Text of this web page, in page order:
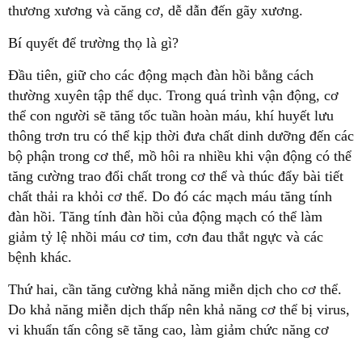
thương xương và căng cơ, dễ dẫn đến gãy xương.
Bí quyết để trường thọ là gì?
Đầu tiên, giữ cho các động mạch đàn hồi bằng cách
thường xuyên tập thể dục. Trong quá trình vận động, cơ
thể con người sẽ tăng tốc tuần hoàn máu, khí huyết lưu
thông trơn tru có thể kịp thời đưa chất dinh dưỡng đến các
bộ phận trong cơ thể, mồ hôi ra nhiều khi vận động có thể
tăng cường trao đổi chất trong cơ thể và thúc đẩy bài tiết
chất thải ra khỏi cơ thể. Do đó các mạch máu tăng tính
đàn hồi. Tăng tính đàn hồi của động mạch có thể làm
giảm tỷ lệ nhồi máu cơ tim, cơn đau thắt ngực và các
bệnh khác.
Thứ hai, cần tăng cường khả năng miễn dịch cho cơ thể.
Do khả năng miễn dịch thấp nên khả năng cơ thể bị virus,
vi khuẩn tấn công sẽ tăng cao, làm giảm chức năng cơ